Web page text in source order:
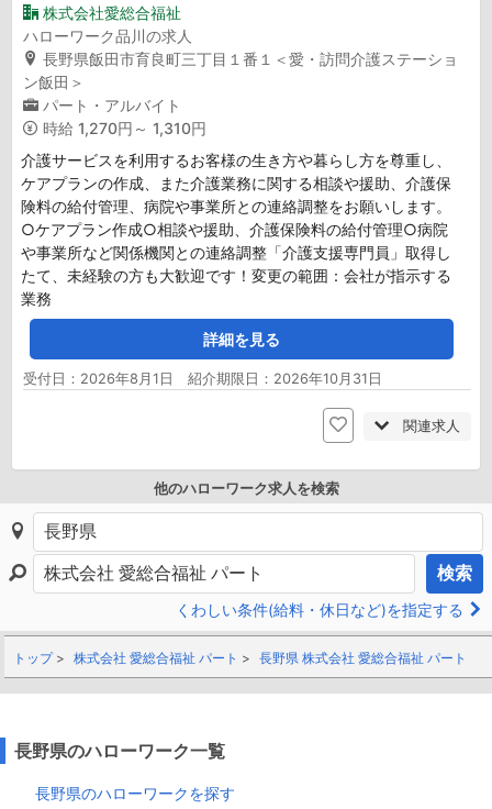
株式会社愛総合福祉
ハローワーク品川の求人
長野県飯田市育良町三丁目１番１＜愛・訪問介護ステーショ
ン飯田＞
パート・アルバイト
時給 1,270円～ 1,310円
介護サービスを利用するお客様の生き方や暮らし方を尊重し、
ケアプランの作成、また介護業務に関する相談や援助、介護保
険料の給付管理、病院や事業所との連絡調整をお願いします。
○ケアプラン作成○相談や援助、介護保険料の給付管理○病院
や事業所など関係機関との連絡調整「介護支援専門員」取得し
たて、未経験の方も大歓迎です！変更の範囲：会社が指示する
業務
詳細を見る
受付日：2026年8月1日 紹介期限日：2026年10月31日
関連求人
他のハローワーク求人を検索
検索
くわしい条件(給料・休日など)を指定する
トップ 株式会社 愛総合福祉 パート 長野県 株式会社 愛総合福祉 パート
長野県のハローワーク一覧
長野県のハローワークを探す